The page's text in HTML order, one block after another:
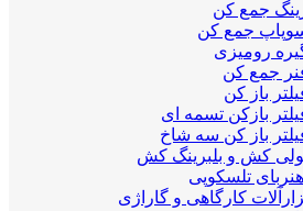
جمع کن
جمع کن
رومیزی
جمع کن
باز کن
بازکن تسمه ای
باز کن سه شاخ
کش و بلبرینگ کش
آهنربای تلسکوپی
کارگاهی و گاراژی